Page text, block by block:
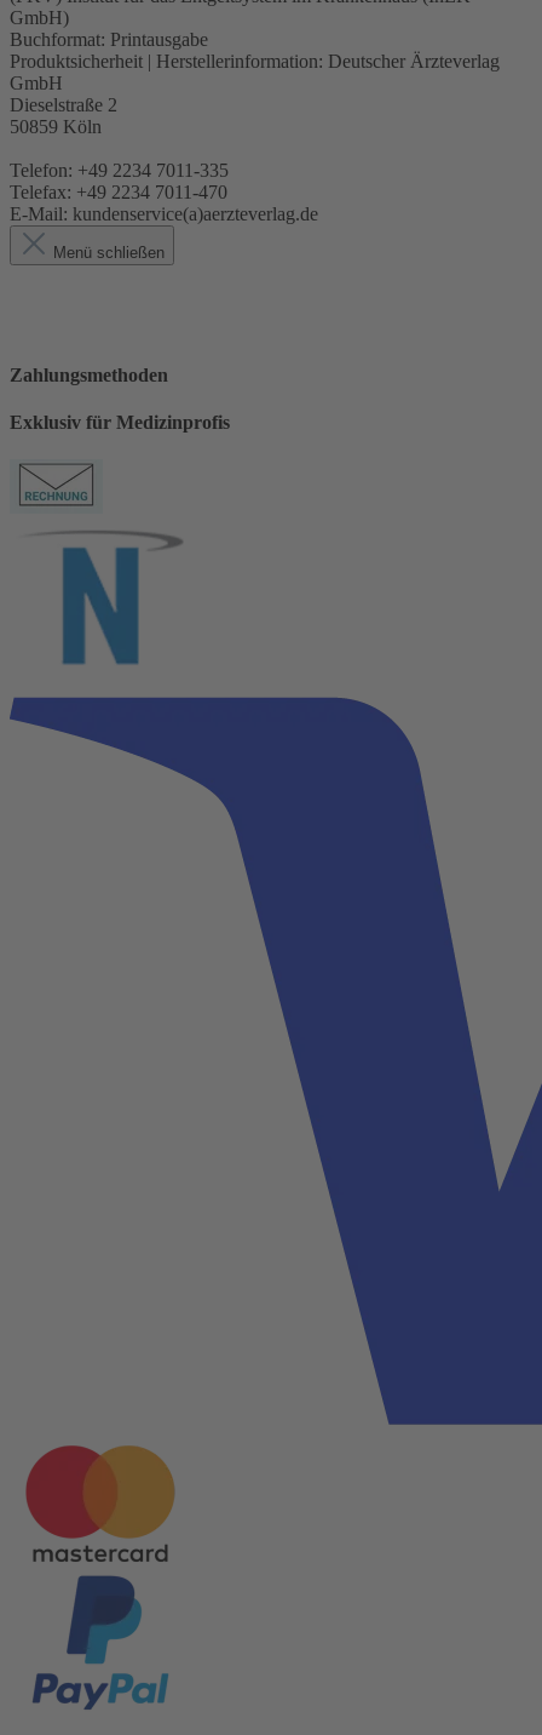
GmbH)
Buchformat: Printausgabe
Produktsicherheit | Herstellerinformation: Deutscher Ärzteverlag
GmbH
Dieselstraße 2
50859 Köln
Telefon: +49 2234 7011-335
Telefax: +49 2234 7011-470
E-Mail: kundenservice(a)aerzteverlag.de
Menü schließen
Zahlungsmethoden
Exklusiv für Medizinprofis